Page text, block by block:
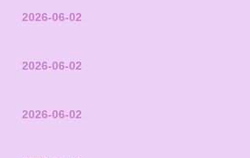
2026-06-02
2026-06-02
2026-06-02